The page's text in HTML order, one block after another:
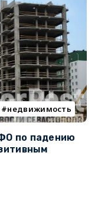
недвижимость
по падению